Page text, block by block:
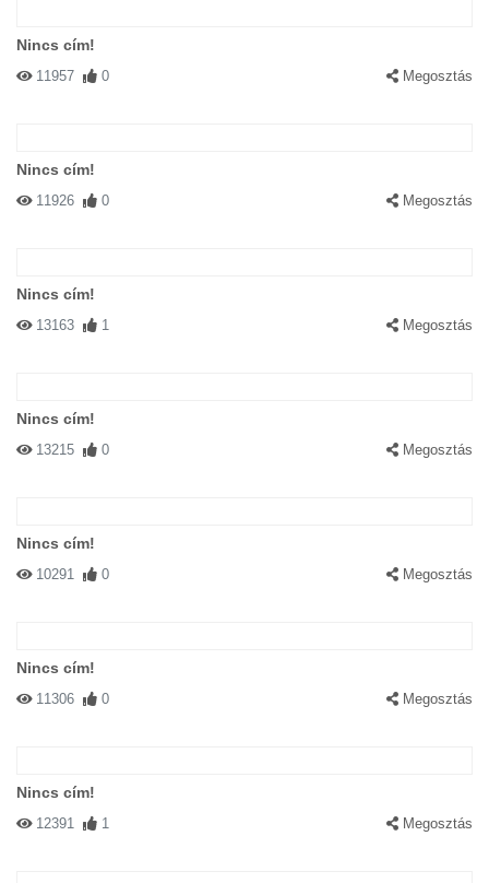
Nincs cím!
11957 0 Megosztás
Nincs cím!
11926 0 Megosztás
Nincs cím!
13163 1 Megosztás
Nincs cím!
13215 0 Megosztás
Nincs cím!
10291 0 Megosztás
Nincs cím!
11306 0 Megosztás
Nincs cím!
12391 1 Megosztás